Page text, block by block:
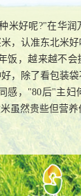
好呢?"在华润
，认准东北米
饭，越来越不
，除了看包装
感，"80后"主妇
虽然贵些但营养